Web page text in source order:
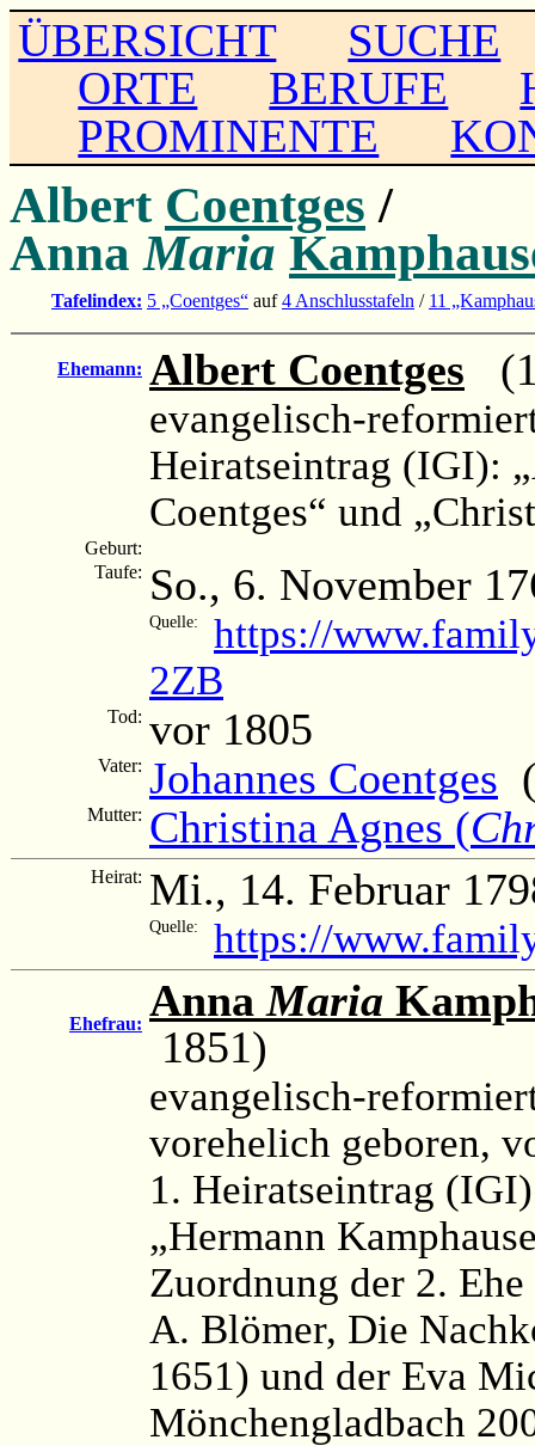
ÜBERSICHT
SUCHE
ORTE
BERUFE
PROMINENTE
Albert Coentges /
AnnaMaria
Tafelindex: 5 „Coentges“ auf4 Anschlusstafeln / 11
Ehemann: Albert Coentges
evangelisch-
Heiratseintrag (IGI):
Coentges“ und
Geburt:
Taufe: So., 6. November
Quelle:
https://
2ZB
Tod: vor 1805
Vater: Johannes Coentges
Mutter: Christina Agnes (
Heirat: Mi., 14. Februar
Quelle: https://
Ehefrau: AnnaMaria
1851)
evangelisch-
vorehelich geboren,
1. Heiratseintrag
„Hermann
Zuordnung der 2.
A. Blömer, Die
1651) und der Eva
Mönchengladbach